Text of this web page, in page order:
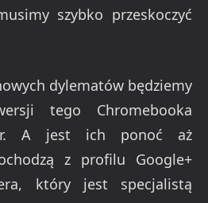
szybko przeskoczyć
dylematów będziemy
tego Chromebooka
A jest ich ponoć aż
z profilu Google+
który jest specjalistą